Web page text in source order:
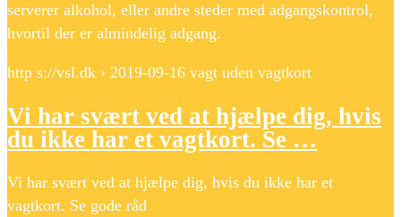
serverer alkohol, eller andre steder med adgangskontrol,
hvortil der er almindelig adgang.
http s://vsl.dk › 2019-09-16 vagt uden vagtkort
Vi har svært ved at hjælpe dig, hvis
du ikke har et vagtkort. Se …
Vi har svært ved at hjælpe dig, hvis du ikke har et
vagtkort. Se gode råd